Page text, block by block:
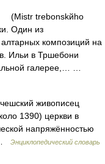
trebonskйho
Один из
композиций на
Ильи в Тршебони
галерее,… …
живописец
1390) церкви в
напряжённостью
Энциклопедический словарь